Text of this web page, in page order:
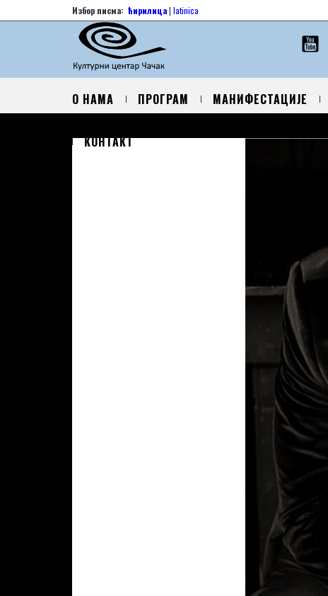
Избор писма: ћирилица| latinica
О НАМА ПРОГРАМ МАНИФЕСТАЦИЈЕ
КОНТАКТ